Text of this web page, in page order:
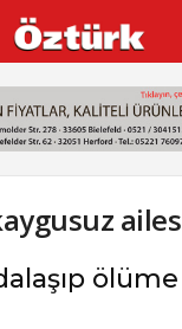
ölüme